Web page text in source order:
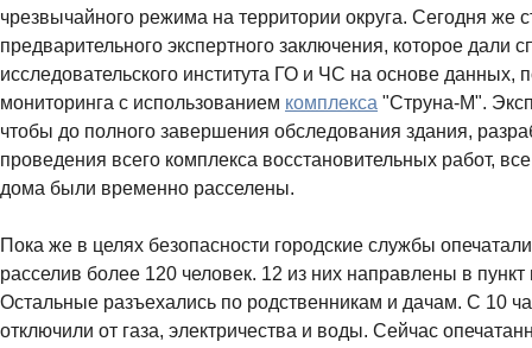
чрезвычайного режима на территории округа. Сегодня же
предварительного экспертного заключения, которое дали
исследовательского института ГО и ЧС на основе данных,
мониторинга с использованием комплекса "Струна-М".
чтобы до полного завершения обследования здания,
проведения всего комплекса восстановительных работ,
дома были временно расселены.
Пока же в целях безопасности городские службы
расселив более 120 человек. 12 из них направлены в
Остальные разъехались по родственникам и дачам. С 10
отключили от газа, электричества и воды. Сейчас